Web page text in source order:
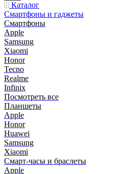
Каталог
Смартфоны и гаджеты
Смартфоны
Apple
Samsung
Xiaomi
Honor
Tecno
Realme
Infinix
Посмотреть все
Планшеты
Apple
Honor
Huawei
Samsung
Xiaomi
Смарт-часы и браслеты
Apple